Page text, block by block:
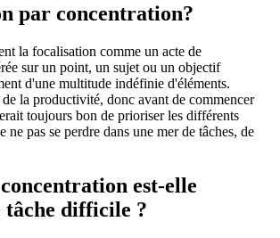
par concentration?
la focalisation comme un acte de
sur un point, un sujet ou un objectif
d'une multitude indéfinie d'éléments.
la productivité, donc avant de commencer
toujours bon de prioriser les différents
ne pas se perdre dans une mer de tâches, de
est-elle
tâche difficile ?